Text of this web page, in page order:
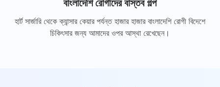
বাংলাদেশি রোগীদের বাস্তব গল্প
হার্ট সার্জারি থেকে ক্যান্সার কেয়ার পর্যন্ত হাজার হাজার বাংলাদেশি রোগী বিদেশে
চিকিৎসার জন্য আমাদের ওপর আস্থা রেখেছেন।